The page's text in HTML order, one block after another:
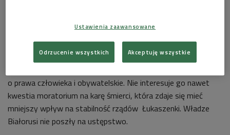
pierwsze od początku tego programu osobiste zaproszenie
dla prezydenta Aleksandra Łukaszenki. Zatem możemy mówić
o polityce szczególnego otwarcia i kredycie zaufania, bo
o prawa człowieka i obywatelskie. Nie interesuje go nawet
kwestia moratorium na karę śmierci, która zdaje się mieć
mniejszy wpływ na stabilność rządów Łukaszenki. Władze
Białorusi nie poszły na ustępstwo.
Ustawienia zaawansowane
Odrzucenie wszystkich Akceptuję wszystkie